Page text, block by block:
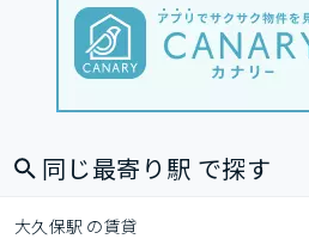
同じ最寄り駅 で探す
大久保駅 の賃貸